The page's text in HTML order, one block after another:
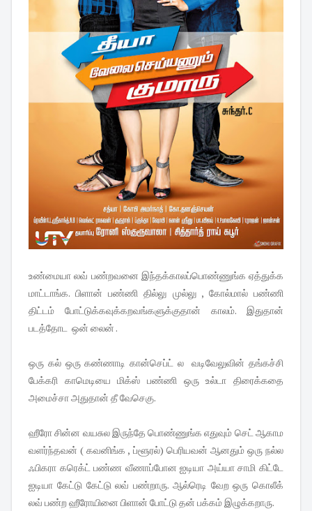
உண்மையா லவ் பண்றவனை இந்தக்காலப்பொண்ணுங்க ஏத்துக்க
மாட்டாங்க. பிளான் பண்ணி தில்லு முல்லு , கோல்மால் பண்ணி
திட்டம் போட்டுக்கவுக்கறவங்களுக்குதான் காலம். இதுதான்
படத்தோட ஒன் லைன் .
ஒரு கல் ஒரு கண்ணாடி கான்செப்ட் ல வடிவேலுவின் தங்கச்சி
பேக்கரி காமெடியை மிக்ஸ் பண்ணி ஒரு உல்டா திரைக்கதை
அமைச்சா அதுதான் தீ வேசெகு.
ஹீரோ சின்ன வயசுல இருந்தே பொண்ணுங்க எதுவும் செட் ஆகாம
வளர்ந்தவன் ( கவனிங்க , ப்ளூரல்) பெரியவன் ஆனதும் ஒரு நல்ல
ஃபிகரா கரெக்ட் பண்ண வீணாப்போன ஐடியா அய்யா சாமி கிட்டே
ஐடியா கேட்டு கேட்டு லவ் பண்றாரு. ஆல்ரெடி வேற ஒரு கொலீக்
லவ் பண்ற ஹீரோயினை பிளான் போட்டு தன் பக்கம் இழுக்கறாரு.